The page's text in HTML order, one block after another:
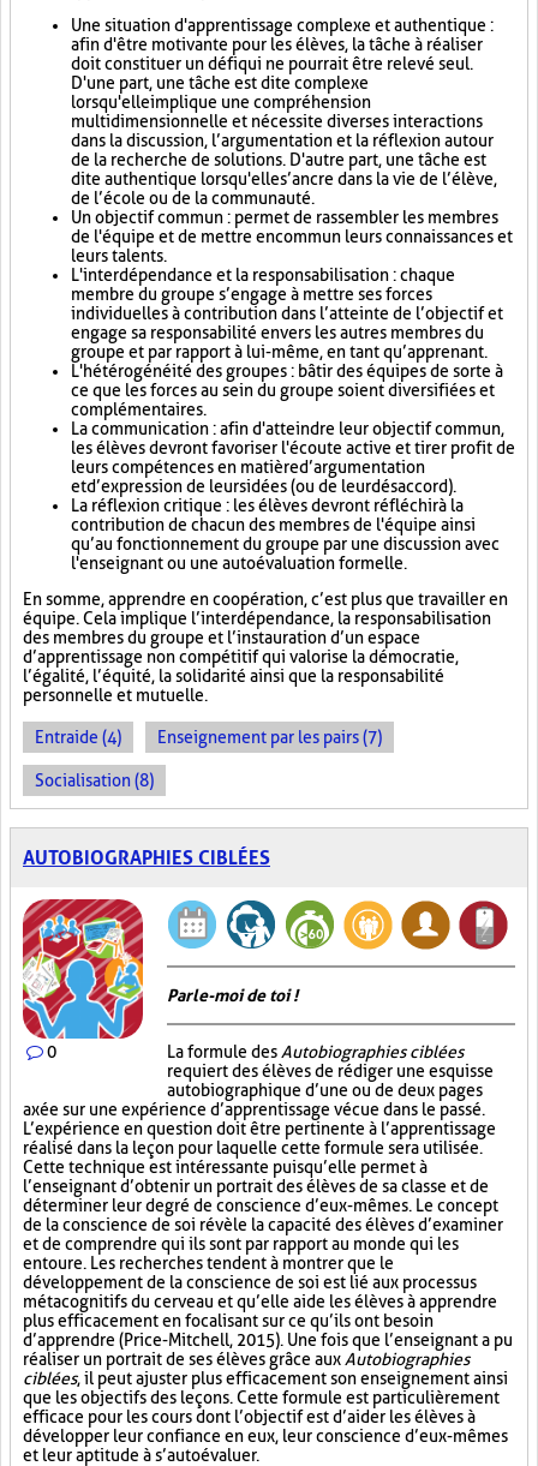
Une situation d'apprentissage complexe et authentique :
afin d'être motivante pour les élèves, la tâche à réaliser
doit constituer un défi qui ne pourrait être relevé seul.
D'une part, une tâche est dite complexe
lorsqu'elle implique une compréhension
multidimensionnelle et nécessite diverses interactions
dans la discussion, l’argumentation et la réflexion autour
de la recherche de solutions. D'autre part, une tâche est
dite authentique lorsqu'elle s’ancre dans la vie de l’élève,
de l’école ou de la communauté.
Un objectif commun : permet de rassembler les membres
de l'équipe et de mettre en commun leurs connaissances et
leurs talents.
L'interdépendance et la responsabilisation : chaque
membre du groupe s’engage à mettre ses forces
individuelles à contribution dans l’atteinte de l’objectif et
engage sa responsabilité envers les autres membres du
groupe et par rapport à lui-même, en tant qu’apprenant.
L'hétérogénéité des groupes : bâtir des équipes de sorte à
ce que les forces au sein du groupe soient diversifiées et
complémentaires.
La communication : afin d'atteindre leur objectif commun,
les élèves devront favoriser l'écoute active et tirer profit de
leurs compétences en matière d’argumentation
et d’expression de leurs idées (ou de leur désaccord).
La réflexion critique : les élèves devront réfléchir à la
contribution de chacun des membres de l'équipe ainsi
qu’au fonctionnement du groupe par une discussion avec
l'enseignant ou une autoévaluation formelle.
En somme, apprendre en coopération, c’est plus que travailler en
équipe. Cela implique l’interdépendance, la responsabilisation
des membres du groupe et l’instauration d’un espace
d’apprentissage non compétitif qui valorise la démocratie,
l’égalité, l’équité, la solidarité ainsi que la responsabilité
personnelle et mutuelle.
Entraide (4) Enseignement par les pairs (7)
Socialisation (8)
AUTOBIOGRAPHIES CIBLÉES
0
Parle-moi de toi !
La formule des Autobiographies ciblées
requiert des élèves de rédiger une esquisse
autobiographique d’une ou de deux pages
axée sur une expérience d’apprentissage vécue dans le passé.
L’expérience en question doit être pertinente à l’apprentissage
réalisé dans la leçon pour laquelle cette formule sera utilisée.
Cette technique est intéressante puisqu’elle permet à
l’enseignant d’obtenir un portrait des élèves de sa classe et de
déterminer leur degré de conscience d’eux-mêmes. Le concept
de la conscience de soi révèle la capacité des élèves d’examiner
et de comprendre qui ils sont par rapport au monde qui les
entoure. Les recherches tendent à montrer que le
développement de la conscience de soi est lié aux processus
métacognitifs du cerveau et qu’elle aide les élèves à apprendre
plus efficacement en focalisant sur ce qu’ils ont besoin
d’apprendre (Price-Mitchell, 2015). Une fois que l’enseignant a pu
réaliser un portrait de ses élèves grâce aux Autobiographies
ciblées, il peut ajuster plus efficacement son enseignement ainsi
que les objectifs des leçons. Cette formule est particulièrement
efficace pour les cours dont l’objectif est d’aider les élèves à
développer leur confiance en eux, leur conscience d’eux-mêmes
et leur aptitude à s’autoévaluer.